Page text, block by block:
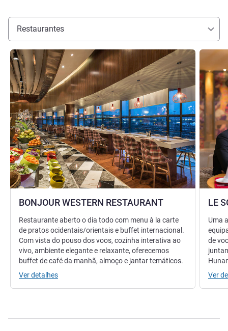
Restaurantes
BONJOUR WESTERN RESTAURANT
Ver detalhes
Restaurante aberto o dia todo com menu à la carte
de pratos ocidentais/orientais e buffet internacional.
Com vista do pouso dos voos, cozinha interativa ao
vivo, ambiente elegante e relaxante, oferecemos
buffet de café da manhã, almoço e jantar temáticos.
Ver detalhes
LE
Ver
Uma
de
Ver